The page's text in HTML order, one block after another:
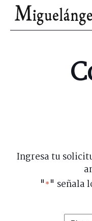
Ingresa tu
"*" señala